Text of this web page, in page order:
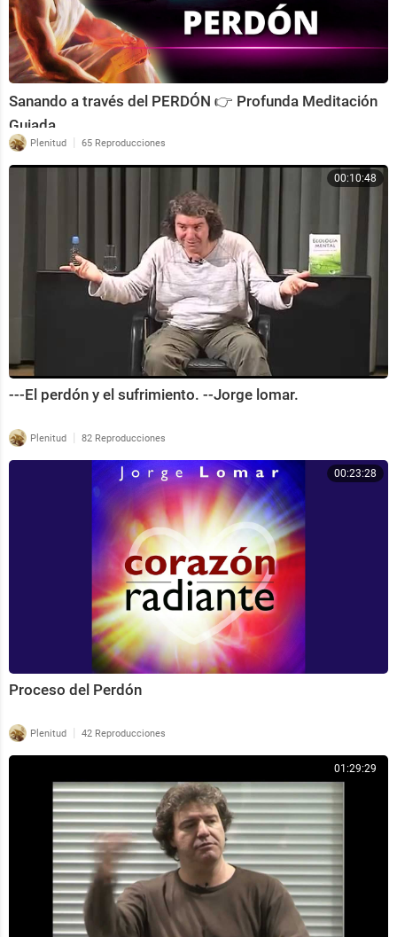
Sanando a través del PERDÓN 👉 Profunda Meditación
Guiada
Plenitud | 65 Reproducciones
00:10:48
---El perdón y el sufrimiento. --Jorge lomar.
Plenitud | 82 Reproducciones
00:23:28
Proceso del Perdón
Plenitud | 42 Reproducciones
01:29:29